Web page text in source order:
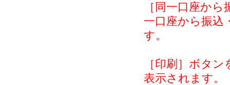
［同一口座か
一口座から振込
す。
［印刷］ボタ
表示されます。